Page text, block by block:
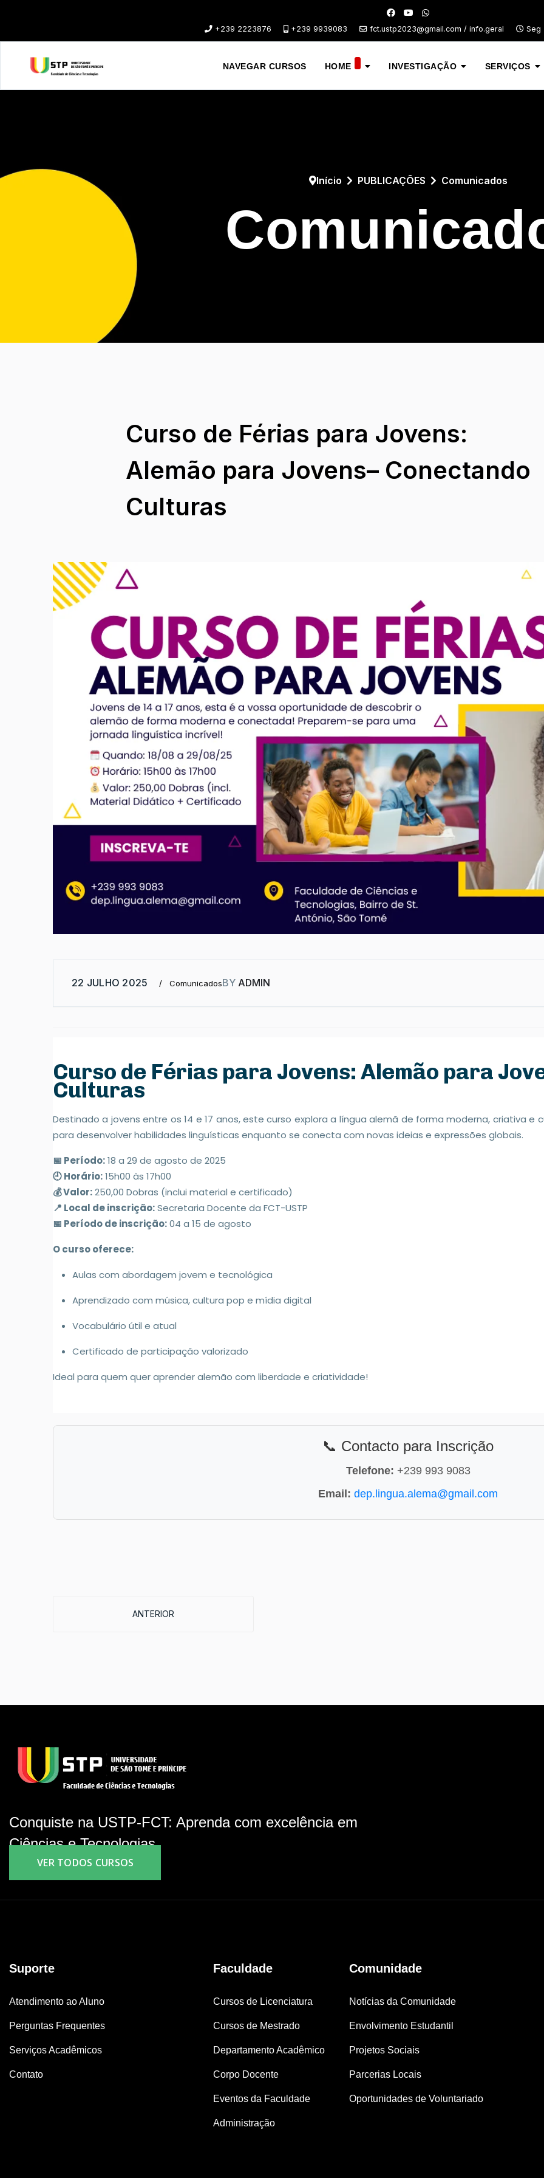
+239 2223876 +239 9939083 fct.ustp2023@gmail.com / info.geral Seg
NAVEGAR CURSOS HOME INVESTIGAÇÃO SERVIÇOS
Início PUBLICAÇÕES Comunicados
Curso de Férias para Jovens:
Alemão para Jovens– Conectando
Culturas
BY ADMIN
Comunicados
22 JULHO 2025
Curso de Férias para Jovens: Alemão para
Culturas
Destinado a jovens entre os 14 e 17 anos, este curso explora a língua alemã de forma moderna, criativa
para desenvolver habilidades linguísticas enquanto se conecta com novas ideias e expressões globais.
📅 Período:18 a 29 de agosto de 2025
🕘 Horário:15h00 às 17h00
💰 Valor:250,00 Dobras (inclui material e certificado)
📍 Local de inscrição:Secretaria Docente da FCT-USTP
📅 Período de inscrição:04 a 15 de agosto
O curso oferece:
Aulas com abordagem jovem e tecnológica
Aprendizado com música, cultura pop e mídia digital
Vocabulário útil e atual
Certificado de participação valorizado
Ideal para quem quer aprender alemão com liberdade e criatividade!
📞 Contacto para Inscrição
Telefone: +239 993 9083
Email: dep.lingua.alema@gmail.com
ARTIGO ANTERIOR: EDITAL N°05/FCT-USTP/2025: OPORTUNIDADE DE CARREIRA NA FACULDADE DE
ANTERIOR
Conquiste na USTP-FCT: Aprenda com excelência em
Ciências e Tecnologias.
VER TODOS CURSOS
Suporte
Atendimento ao Aluno
Perguntas Frequentes
Serviços Acadêmicos
Contato
Faculdade
Cursos de Licenciatura
Cursos de Mestrado
Departamento Acadêmico
Corpo Docente
Eventos da Faculdade
Administração
Comunidade
Notícias da Comunidade
Envolvimento Estudantil
Projetos Sociais
Parcerias Locais
Oportunidades de Voluntariado